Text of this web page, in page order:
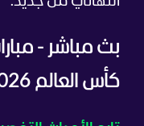
بث مباشر -
كأس العالم 2026 لحظة بلحظة